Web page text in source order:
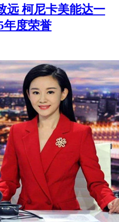
远 柯尼卡美能达一
年度荣誉